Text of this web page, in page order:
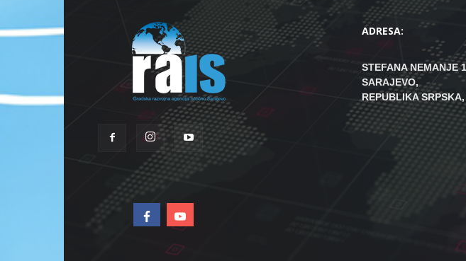
ADRESA:
STEFANA NEMANJE
SARAJEVO,
REPUBLIKA